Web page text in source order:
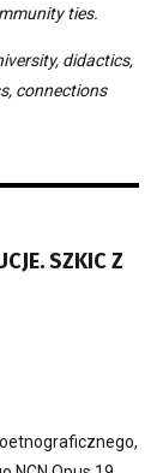
ties.
didactics,
connections
SZKIC Z